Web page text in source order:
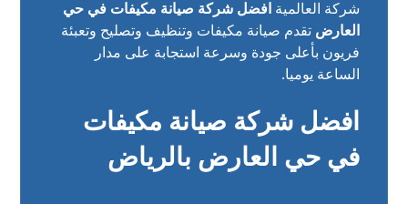
شركة العالمية افضل شركة صيانة مكيفات في حي
العارض تقدم صيانة مكيفات وتنظيف وتصليح وتعبئة
فريون بأعلى جودة وسرعة استجابة على مدار
الساعة يوميا.
افضل شركة صيانة مكيفات
في حي العارض بالرياض